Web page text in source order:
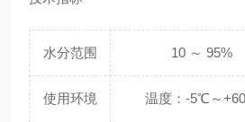
水分范围 10 ～ 95%
使用环境 温度：-5℃～